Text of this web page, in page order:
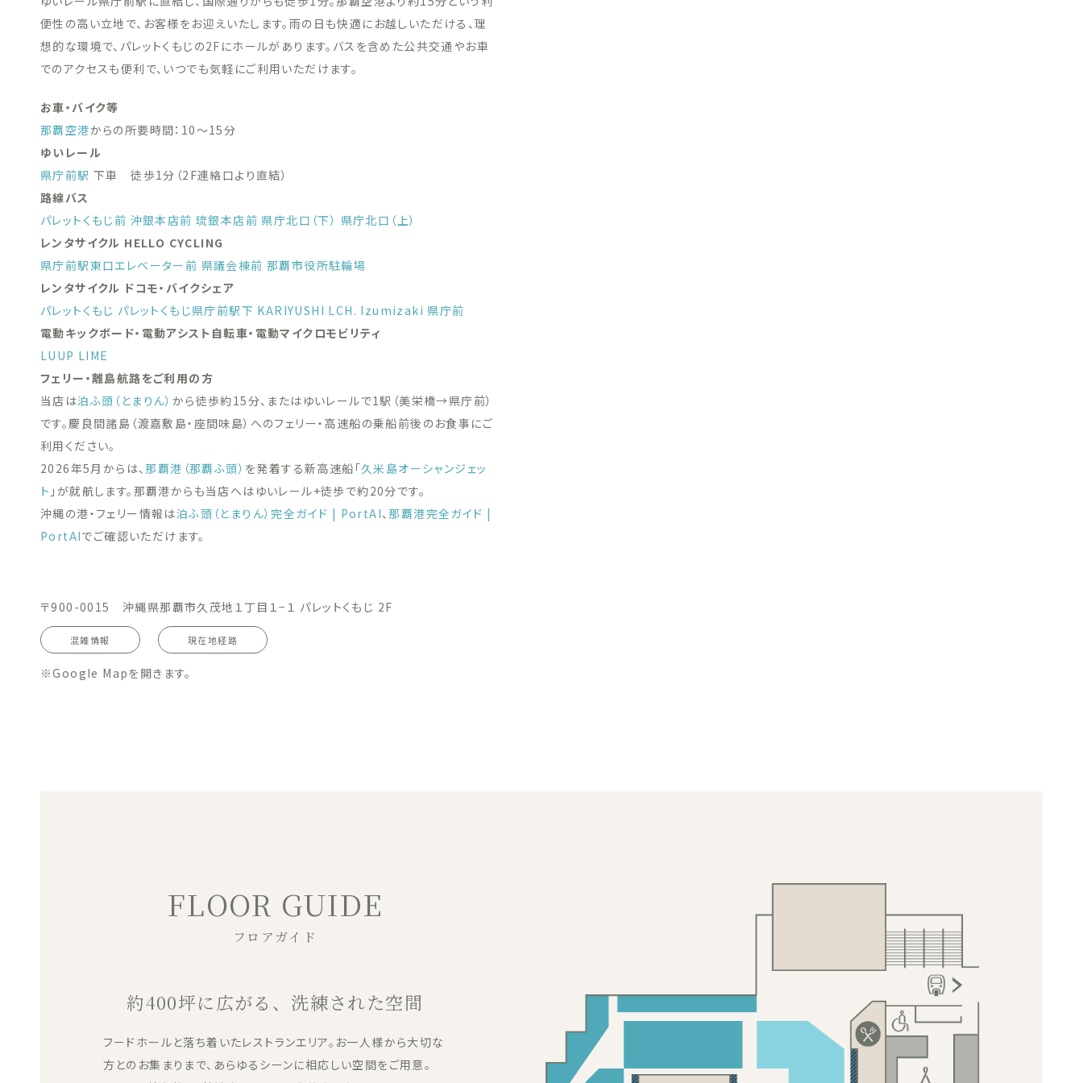
便性の高い立地で、お客様をお迎えいたします。雨の日も快適にお越しいただける、理
想的な環境で、パレットくもじの2Fにホールがあります。バスを含めた公共交通やお車
でのアクセスも便利で、いつでも気軽にご利用いただけます。
お車・バイク等
那覇空港からの所要時間：10〜15分
ゆいレール
県庁前駅 下車 徒歩1分（2F連絡口より直結）
路線バス
パレットくもじ前 沖銀本店前 琉銀本店前 県庁北口（下） 県庁北口（上）
レンタサイクル HELLO CYCLING
県庁前駅東口エレベーター前 県議会棟前 那覇市役所駐輪場
レンタサイクル ドコモ・バイクシェア
パレットくもじ パレットくもじ県庁前駅下 KARIYUSHI LCH. Izumizaki 県庁前
電動キックボード・電動アシスト自転車・電動マイクロモビリティ
LUUP LIME
フェリー・離島航路をご利用の方
当店は泊ふ頭（とまりん） から徒歩約15分、またはゆいレールで1駅（美栄橋→県庁前）
です。慶良間諸島（渡嘉敷島・座間味島）へのフェリー・高速船の乗船前後のお食事にご
利用ください。
2026年5月からは、那覇港（那覇ふ頭） を発着する新高速船「久米島オーシャンジェッ
ト 」が就航します。那覇港からも当店へはゆいレール+徒歩で約20分です。
沖縄の港・フェリー情報は泊ふ頭（とまりん）完全ガイド | PortAI、那覇港完全ガイド |
PortAIでご確認いただけます。
〒900-0015 沖縄県那覇市久茂地１丁目１−１ パレットくもじ 2F
混雑情報 現在地経路
※Google Mapを開きます。
FLOOR GUIDE
フロアガイド
約400坪に広がる、 洗練された空間
フードホールと落ち着いたレストランエリア。お一人様から大切な
方とのお集まりまで、あらゆるシーンに相応しい空間をご用意。